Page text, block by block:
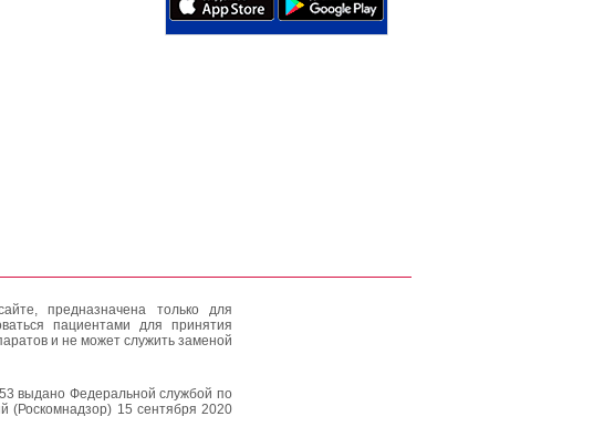
предназначена только для
пациентами для принятия
и не может служить заменой
выдано Федеральной службой по
(Роскомнадзор) 15 сентября 2020